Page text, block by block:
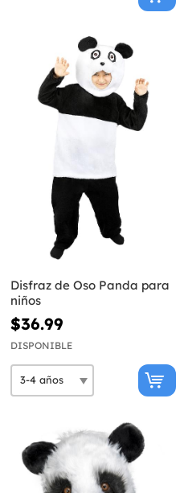
Disfraz de Oso Panda para
niños
$36.99
DISPONIBLE